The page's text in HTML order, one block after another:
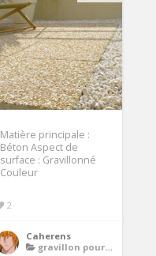
Matière principale :
Béton Aspect de
surface : Gravillonné
Couleur
2
Caherens
gravillon pour allee